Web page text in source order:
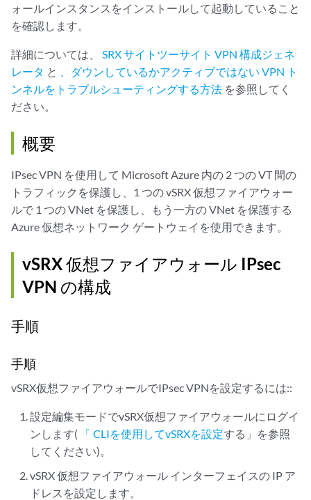
ォールインスタンスをインストールして起動していること
を確認します。
詳細については、 SRX サイトツーサイト VPN 構成ジェネ
レータ と
、ダウンしているかアクティブではない VPN ト
ンネルをトラブルシューティングする方法 を参照してく
ださい。
概要
IPsec VPN を使用して Microsoft Azure 内の 2 つの VT 間の
トラフィックを保護し、1 つの vSRX 仮想ファイアウォー
ルで 1 つの VNet を保護し、もう一方の VNet を保護する
Azure 仮想ネットワーク ゲートウェイを使用できます。
vSRX 仮想ファイアウォール IPsec
VPN の構成
手順
手順
vSRX仮想ファイアウォールでIPsec VPNを設定するには::
設定編集モードでvSRX仮想ファイアウォールにログイ
ンします(
「 CLIを使用してvSRXを設定する」を参照
してください)。
vSRX 仮想ファイアウォール インターフェイスの IP ア
ドレスを設定します。